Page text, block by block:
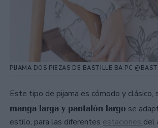
PIJAMA DOS PIEZAS DE BASTILLE BA PC
Este tipo de pijama es cómodo y clásico,
manga larga y pantalón largo se
estilo, para las diferentes estaciones del